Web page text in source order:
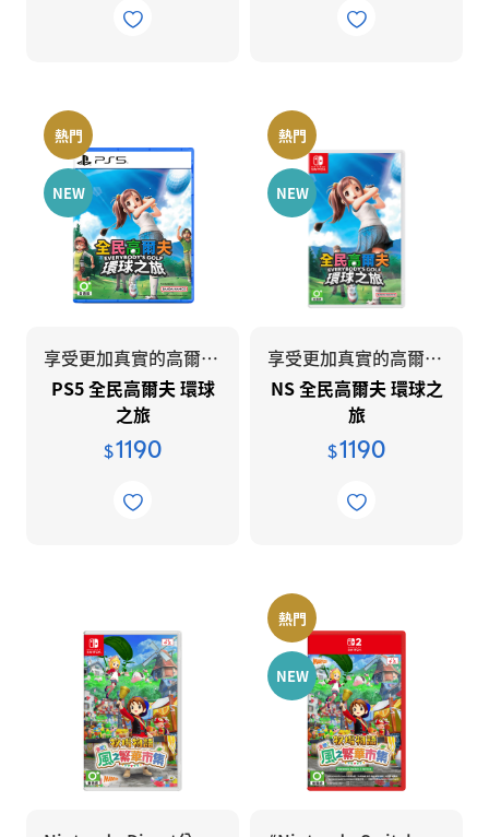
熱門
NEW
享受更加真實的高爾夫球體驗
PS5 全民高爾夫 環球
之旅
$1190
熱門
NEW
享受更加真實的高爾夫球體驗
NS 全民高爾夫 環球之
旅
$1190
熱門
NEW